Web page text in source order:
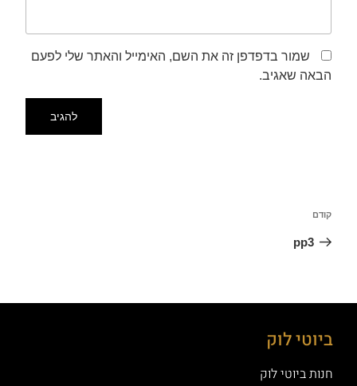
שמור בדפדפן זה את השם, האימייל והאתר שלי לפעם
הבאה שאגיב.
קודם
pp3
ביוטי לוק
חנות ביוטי לוק